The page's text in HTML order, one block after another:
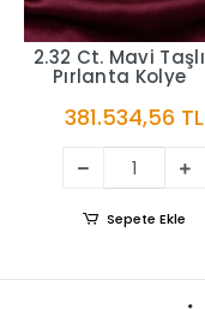
2.32 Ct. Mavi Taşlı
Pırlanta Kolye
381.534,56 TL
Sepete Ekle